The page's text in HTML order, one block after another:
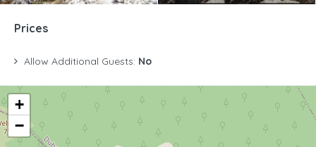
Prices
Allow Additional Guests: No
+
−